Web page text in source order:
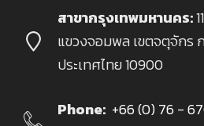
สาขากรุงเทพมหานคร:
แขวงจอมพล เขตจตุจักร
ประเทศไทย 10900
Phone: +66 (0) 76 -